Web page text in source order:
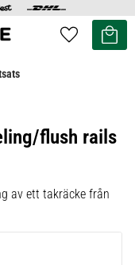
Favoriter
Kundvagn
flush rails
av ett takräcke från